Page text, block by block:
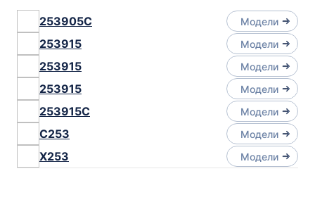
253905C Модели
253915 Модели
253915 Модели
253915 Модели
253915C Модели
C253 Модели
X253 Модели